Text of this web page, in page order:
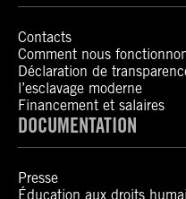
Contacts
Comment nous
Déclaration de
l’esclavage moderne
Financement et salaires
DOCUMENTATION
Presse
Éducation aux droits